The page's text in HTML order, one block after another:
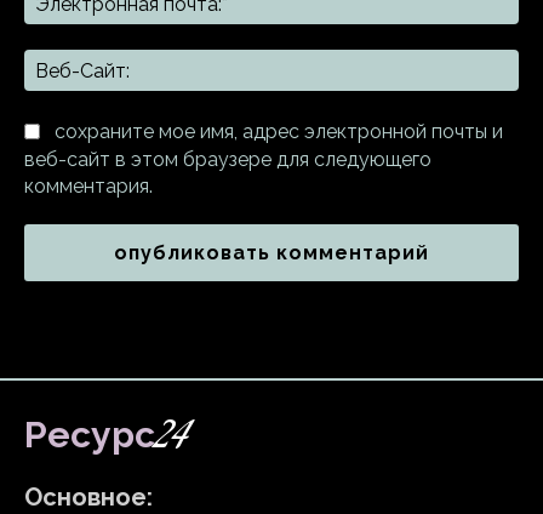
сохраните мое имя, адрес электронной почты и
веб-сайт в этом браузере для следующего
комментария.
Ресурс24
Основное: